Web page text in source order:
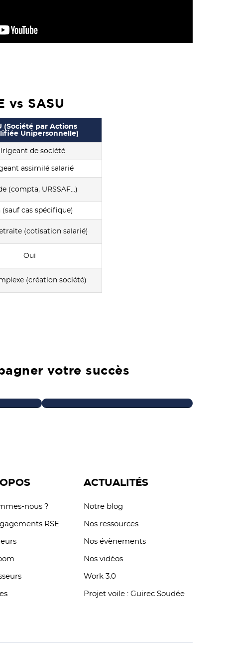
vs SASU
(Société par Actions
Unipersonnelle)
de société
assimilé salarié
(compta, URSSAF…)
(sauf cas spécifique)
(cotisation salarié)
Oui
(création société)
votre succès
nous ?
RSE
ACTUALITÉS
Notre blog
Nos ressources
Nos évènements
Nos vidéos
Work 3.0
Projet voile : Guirec Soudée